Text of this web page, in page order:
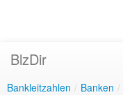
BlzDir
Bankleitzahlen / Banken /